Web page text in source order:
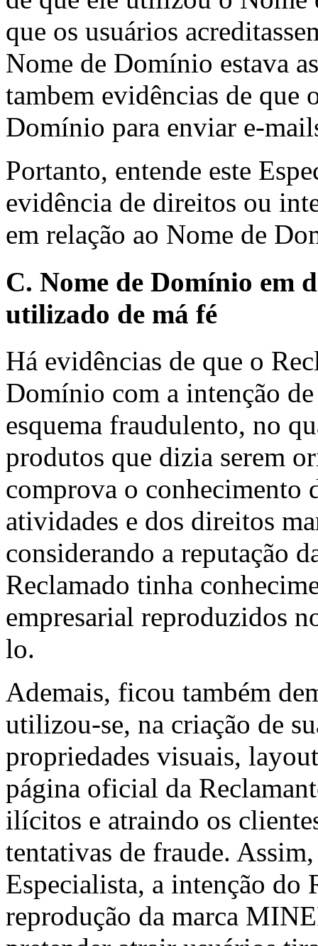
que os usuários
Nome de Domínio estava
tambem evidências de que
Domínio para enviar e-
Portanto, entende este
evidência de direitos ou
em relação ao Nome de
C. Nome de Domínio em
utilizado de má fé
Há evidências de que o
Domínio com a intenção
esquema fraudulento, no
produtos que dizia serem
comprova o conhecimento
atividades e dos direitos
considerando a reputação
Reclamado tinha
empresarial reproduzidos
lo.
Ademais, ficou também
utilizou-se, na criação de
propriedades visuais,
página oficial da
ilícitos e atraindo os
tentativas de fraude.
Especialista, a intenção do
reprodução da marca